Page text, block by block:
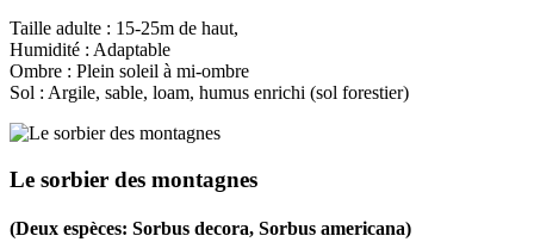
Taille adulte : 15-25m de haut,
Humidité : Adaptable
Ombre : Plein soleil à mi-ombre
Sol : Argile, sable, loam, humus enrichi (sol forestier)
Le sorbier des montagnes
(Deux espèces: Sorbus decora, Sorbus americana)